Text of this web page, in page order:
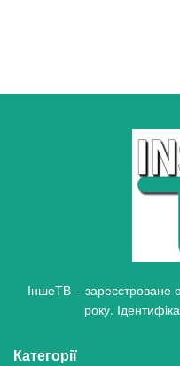
ІншеТВ – зареєстроване
року.
Категорії